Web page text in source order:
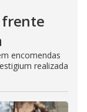
frente
encomendas
realizada